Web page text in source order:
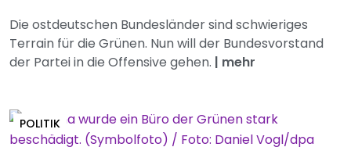
Die ostdeutschen Bundesländer sind schwieriges
Terrain für die Grünen. Nun will der Bundesvorstand
der Partei in die Offensive gehen. | mehr
POLITIK